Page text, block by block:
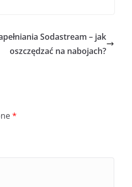
Sodastream – jak
oszczędzać na nabojach?
*